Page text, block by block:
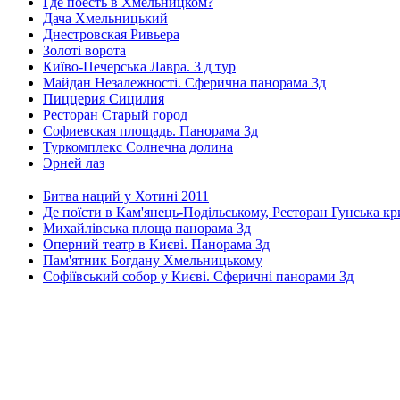
Дача Хмельницький
Днестровская Ривьера
Золоті ворота
Київо-Печерська Лавра. 3 д тур
Майдан Незалежності. Сферична панорама 3д
Пиццерия Сицилия
Ресторан Старый город
Софиевская площадь. Панорама 3д
Туркомплекс Солнечна долина
Эрней лаз
Битва наций у Хотині 2011
Де поїсти в Кам'янець-Подільському, Ресторан Гунська
Михайлівська площа панорама 3д
Оперний театр в Києві. Панорама 3д
Пам'ятник Богдану Хмельницькому
Софіївський собор у Києві. Сферичні панорами 3д